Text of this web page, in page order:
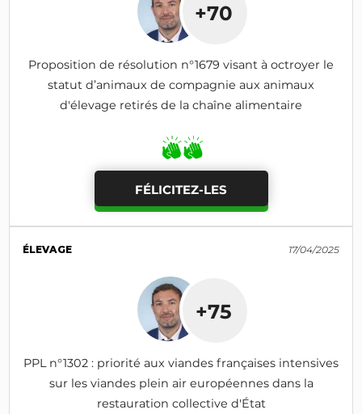
+70
Proposition de résolution n°1679 visant à octroyer le
statut d’animaux de compagnie aux animaux
d'élevage retirés de la chaîne alimentaire
FÉLICITEZ-LES
ÉLEVAGE 17/04/2025
+75
PPL n°1302 : priorité aux viandes françaises intensives
sur les viandes plein air européennes dans la
restauration collective d'État